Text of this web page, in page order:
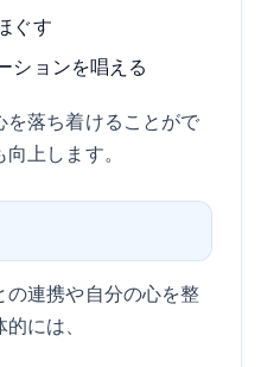
ぐす
ションを唱える
落ち着けることがで
上します。
連携や自分の心を整
には、